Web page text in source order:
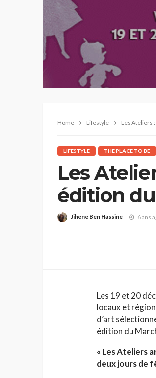
Home Lifestyle Les Ateliers
LIFESTYLE THE PLACE TO BE
Les
édition
Jihene Ben Hassine 6 ans
Les 19 et 20
locaux et
d’art
édition du
« Les Ateliers
deux jours de